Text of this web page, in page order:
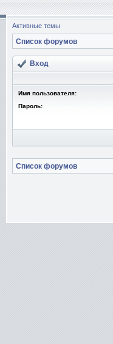
Активные темы
Список форумов
Вход
Имя пользователя:
Пароль:
Список форумов